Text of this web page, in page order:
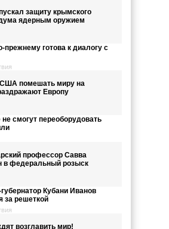
защиту крымского
ядерным оружием
прежнему готова к диалогу с
помешать миру на
Европу
не смогут переоборудовать
профессор Савва
в федеральный розыск
Кубани Иванов
за решеткой
возглавить мир!